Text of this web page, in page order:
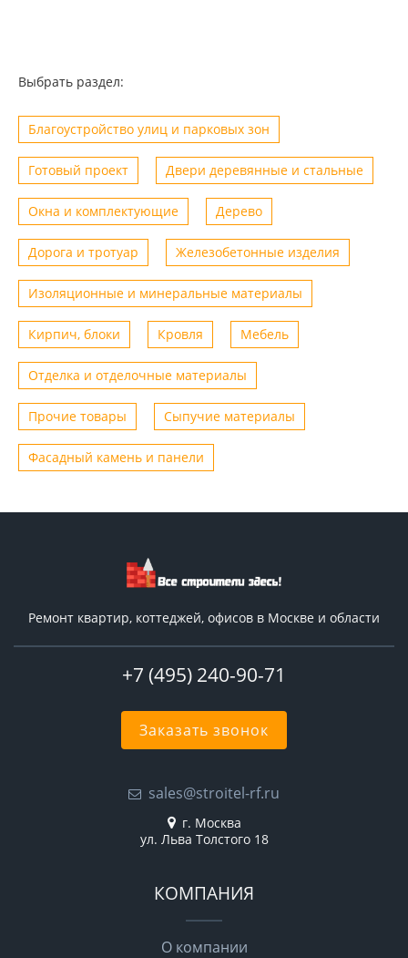
Выбрать раздел:
Благоустройство улиц и парковых зон
Готовый проект Двери деревянные и стальные
Окна и комплектующие Дерево
Дорога и тротуар Железобетонные изделия
Изоляционные и минеральные материалы
Кирпич, блоки Кровля Мебель
Отделка и отделочные материалы
Прочие товары Сыпучие материалы
Фасадный камень и панели
Ремонт квартир, коттеджей, офисов в Москве и области
+7 (495) 240-90-71
Заказать звонок
sales@stroitel-rf.ru
г. Москва
ул. Льва Толстого 18
КОМПАНИЯ
О компании